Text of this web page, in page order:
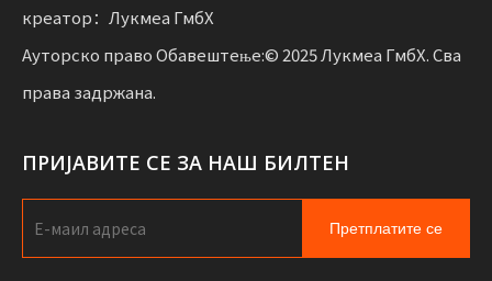
креатор：Лукмеа ГмбХ
Ауторско право Обавештење:© 2025 Лукмеа ГмбХ. Сва
права задржана.
ПРИЈАВИТЕ СЕ ЗА НАШ БИЛТЕН
Претплатите се